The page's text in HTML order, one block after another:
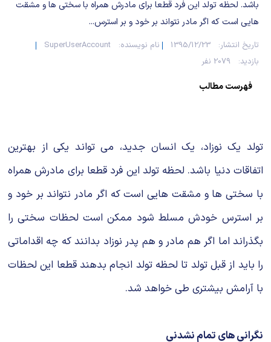
باشد. لحظه تولد این فرد قطعا برای مادرش همراه با سختی ها و مشقت
هایی است که اگر مادر نتواند بر خود و بر استرس...
تاریخ انتشار: 1395/12/23 نام نویسنده:
SuperUserAccount
بازدید:
2079 نفر
فهرست مطالب
تولد یک نوزاد، یک انسان جدید، می تواند یکی از بهترین
اتفاقات دنیا باشد. لحظه تولد این فرد قطعا برای مادرش همراه
با سختی ها و مشقت هایی است که اگر مادر نتواند بر خود و
بر استرس خودش مسلط شود ممکن است لحظات سختی را
بگذراند اما اگر هم مادر و هم پدر نوزاد بدانند که چه اقداماتی
را باید از قبل تولد تا لحظه تولد انجام بدهند قطعا این لحظات
با آرامش بیشتری طی خواهد شد.
نگرانی های تمام نشدنی
مطالب جالب شیمی
بمب های شیمیایی
شیمی سبز
طب سنتی
گیاهان دارویی